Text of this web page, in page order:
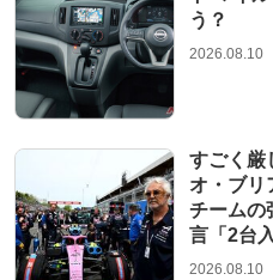
う？
2026.08.10
すごく厳
オ・ブリ
チーム
言「2台
2026.08.10